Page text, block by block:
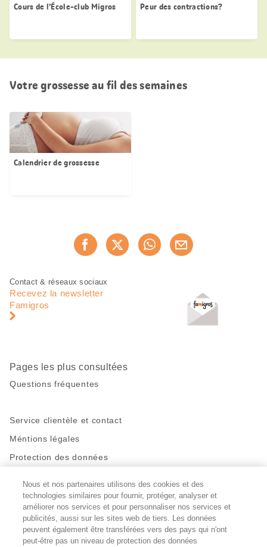
Cours de l’École-club Migros Peur des contractions?
Votre grossesse au fil des semaines
Calendrier de grossesse
Recommander maintenant
Pied
page
Navigation
pied
Contact & réseaux sociaux
Recevez la newsletter
Famigros
Pages les plus consultées
Questions fréquentes
Service clientèle et contact
Méntions légales
Protection des données
Restez en contact!
Facebook
http://twitter.com/migros
https://www.youtube.com/user/
PinterestInstagram
Nous et nos partenaires utilisons des cookies et des
technologies similaires pour fournir, protéger, analyser et
améliorer nos services et pour personnaliser nos services et
publicités, aussi sur les sites web de tiers. Les données
peuvent également être transférées vers des pays qui n'ont
peut-être pas un niveau de protection des données